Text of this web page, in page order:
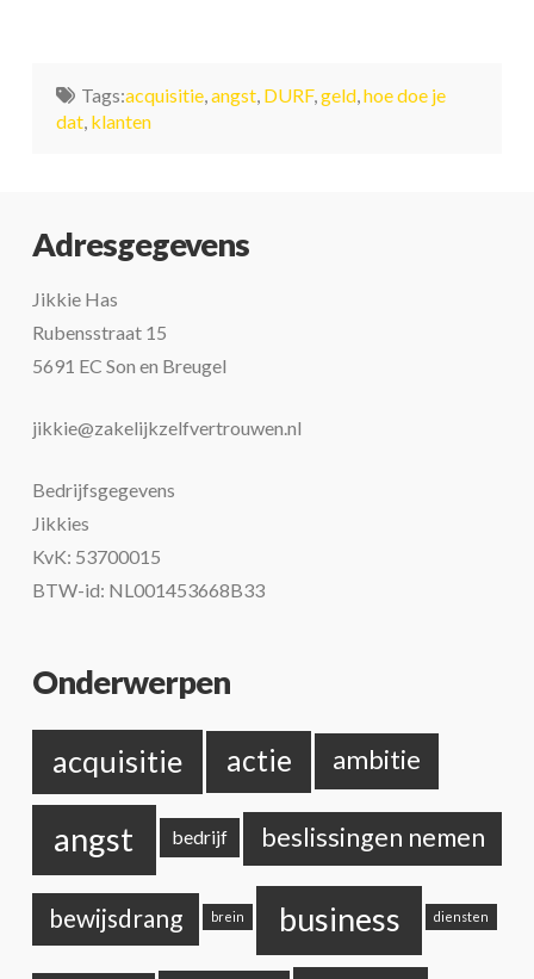
Tags:acquisitie,angst, DURF,geld,hoe doe je
dat, klanten
Adresgegevens
Jikkie Has
Rubensstraat 15
5691 EC Son en Breugel
jikkie@zakelijkzelfvertrouwen.nl
Bedrijfsgegevens
Jikkies
KvK: 53700015
BTW-id: NL001453668B33
Onderwerpen
acquisitie actie ambitie
angst bedrijf beslissingen nemen
bewijsdrang brein business diensten